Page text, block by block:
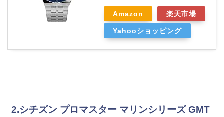
Amazon 楽天市場
Yahooショッピング
2.シチズン プロマスター マリンシリーズ GMT